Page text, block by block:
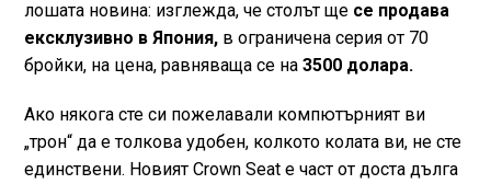
лошата новина: изглежда, че столът щесе продава
ексклузивно в Япония,в ограничена серия от 70
бройки, на цена, равняваща се на3500 долара.
Ако някога сте си пожелавали компютърният ви
„трон“ да е толкова удобен, колкото колата ви, не сте
единствени. Новият Crown Seat е част от доста дълга